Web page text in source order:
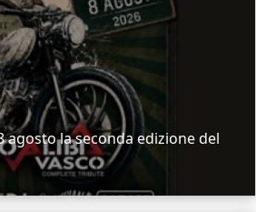
agosto la seconda edizione del